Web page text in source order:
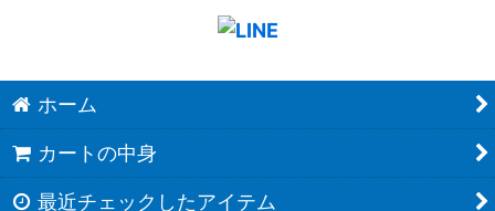
ホーム
カートの中身
最近チェックしたアイテム